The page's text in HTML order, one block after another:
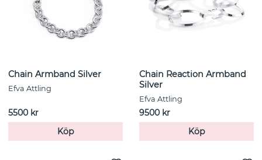
Chain Armband Silver
Efva Attling
5500 kr
Köp
Chain Reaction Armband
Silver
Efva Attling
9500 kr
Köp